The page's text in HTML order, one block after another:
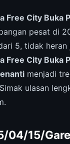
Free City Buka
pesat di
5, tidak heran
Free City Buka
menjadi
ulasan
04/15/